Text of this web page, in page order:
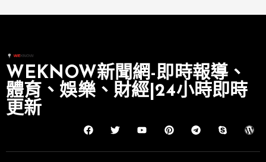
WEKNOW新聞網-即時報導、
體育、娛樂、財經|24小時即時
更新